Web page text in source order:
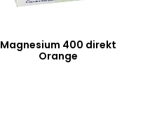
Magnesium 400 direkt
Orange